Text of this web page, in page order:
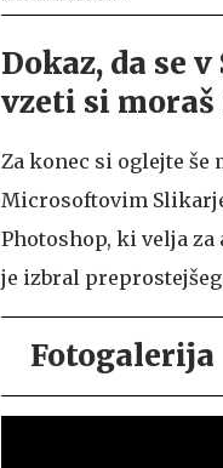
Dokaz, da se
vzeti si moraš
Za konec si oglejte
Microsoftovim
Photoshop, ki velja
je izbral
Fotogalerija